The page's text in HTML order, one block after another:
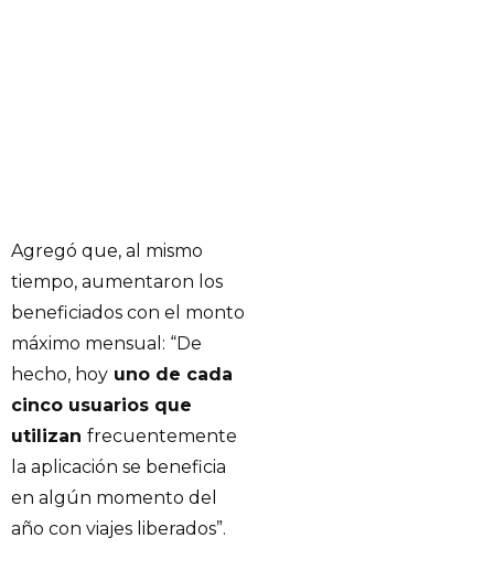
Agregó que, al mismo
tiempo, aumentaron los
beneficiados con el monto
máximo mensual: “De
hecho, hoy uno de cada
cinco usuarios que
utilizan frecuentemente
la aplicación se beneficia
en algún momento del
año con viajes liberados”.